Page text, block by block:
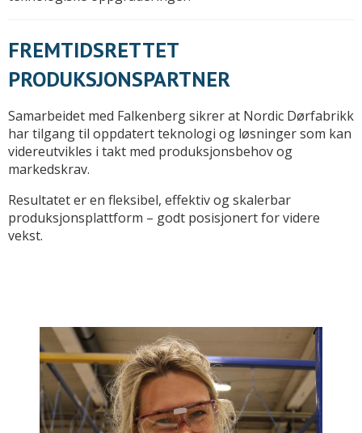
FREMTIDSRETTET
PRODUKSJONSPARTNER
Samarbeidet med Falkenberg sikrer at Nordic Dørfabrikk
har tilgang til oppdatert teknologi og løsninger som kan
videreutvikles i takt med produksjonsbehov og
markedskrav.
Resultatet er en fleksibel, effektiv og skalerbar
produksjonsplattform – godt posisjonert for videre
vekst.